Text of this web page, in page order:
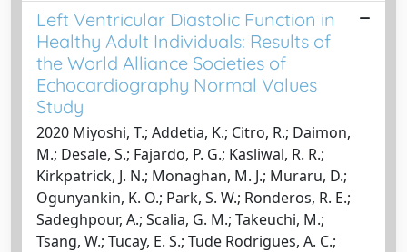
Left Ventricular Diastolic Function in
Healthy Adult Individuals: Results of
the World Alliance Societies of
Echocardiography Normal Values
Study
2020 Miyoshi, T.; Addetia, K.; Citro, R.; Daimon,
M.; Desale, S.; Fajardo, P. G.; Kasliwal, R. R.;
Kirkpatrick, J. N.; Monaghan, M. J.; Muraru, D.;
Ogunyankin, K. O.; Park, S. W.; Ronderos, R. E.;
Sadeghpour, A.; Scalia, G. M.; Takeuchi, M.;
Tsang, W.; Tucay, E. S.; Tude Rodrigues, A. C.;